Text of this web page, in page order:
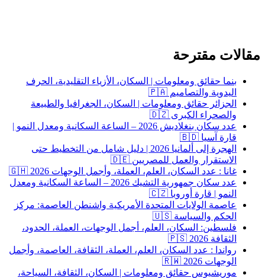
مقترحة
بنما حقائق ومعلومات | السكان، الأزياء التقليدية، الحرف
اليدوية والتصاميم 🇵🇦
الجزائر حقائق ومعلومات | السكان، الجغرافيا والطبيعة
والصحراء الكبرى 🇩🇿
عدد سكان بنغلاديش 2026 – الساعة السكانية ومعدل النمو |
قارة آسيا 🇧🇩
الهجرة إلى ألمانيا 2026 | دليل شامل من التخطيط حتى
الاستقرار والعمل للمصريين 🇩🇪
غانا : عدد السكان، العلم، العملة، وأجمل الوجهات 2026 🇬🇭
عدد سكان جمهورية التشيك 2026 – الساعة السكانية ومعدل
النمو | قارة أوروبا 🇨🇿
عاصمة الولايات المتحدة الأمريكية واشنطن العاصمة: مركز
الحكم والسياسة 🇺🇸
فلسطين: السكان، العلم، أجمل الوجهات، العملة، الحدود،
الثقافة 2026 🇵🇸
رواندا : عدد السكان، العلم، العملة، الثقافة، العاصمة، وأجمل
الوجهات 2026 🇷🇼
موريشيوس حقائق ومعلومات | السكان، الثقافة، السياحة،